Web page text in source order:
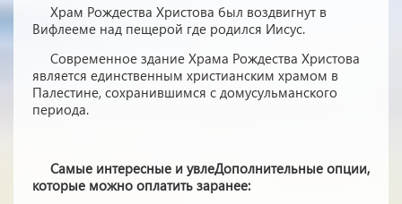
Храм Рождества Христова был воздвигнут в
Вифлееме над пещерой где родился Иисус.
Современное здание Храма Рождества Христова
является единственным христианским храмом в
Палестине, сохранившимся с домусульманского
периода.
Самые интересные и увлеДополнительные опции,
которые можно оплатить заранее: